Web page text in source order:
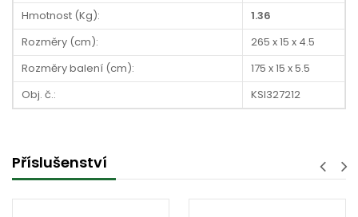
Hmotnost (Kg):
1.36
Rozměry (cm):
265 x 15 x 4.5
Rozměry balení (cm):
175 x 15 x 5.5
Obj. č.:
KSI327212
Příslušenství